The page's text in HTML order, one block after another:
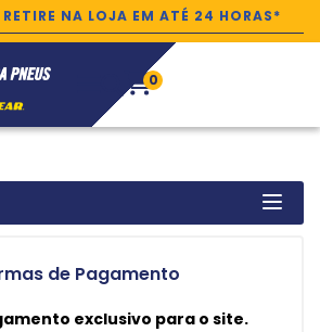
NA LOJA EM ATÉ 24 HORAS*
0
de Pagamento
exclusivo para o site.